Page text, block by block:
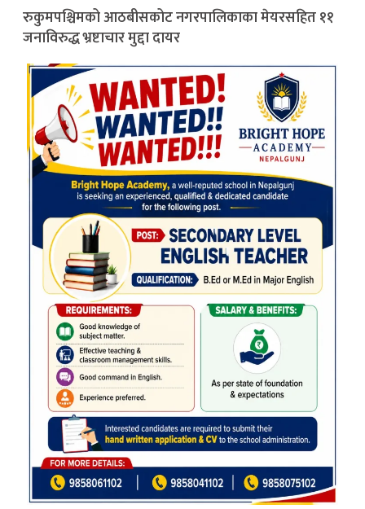
रुकुमपश्चिमको आठबीसकोट नगरपालिकाका मेयरसहित ११
जनाविरुद्ध भ्रष्टाचार मुद्दा दायर